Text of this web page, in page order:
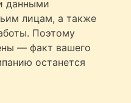
данными
лицам, а также
Поэтому
— факт вашего
останется